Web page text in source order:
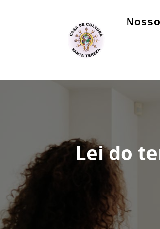
Lei do